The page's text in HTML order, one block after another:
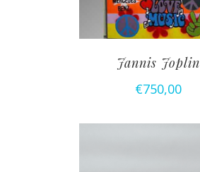
Jannis Joplin
€750,00